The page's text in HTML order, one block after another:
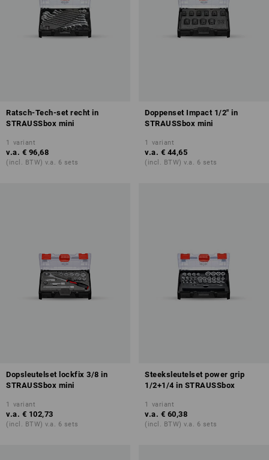
Ratsch-Tech-set recht in
STRAUSSbox mini
1 variant
v.a. € 96,68
(incl. BTW) v.a. 6 sets
Doppenset Impact 1/2" in
STRAUSSbox mini
1 variant
v.a. € 44,65
(incl. BTW) v.a. 6 sets
Dopsleutelset lockfix 3/8 in
STRAUSSbox mini
1 variant
v.a. € 102,73
(incl. BTW) v.a. 6 sets
Steeksleutelset power grip
1/2+1/4 in STRAUSSbox
1 variant
v.a. € 60,38
(incl. BTW) v.a. 6 sets